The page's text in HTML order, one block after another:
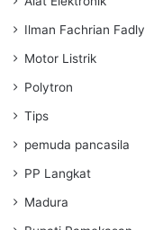
Ilman Fachrian Fadly
Motor Listrik
Polytron
Tips
pemuda pancasila
PP Langkat
Madura